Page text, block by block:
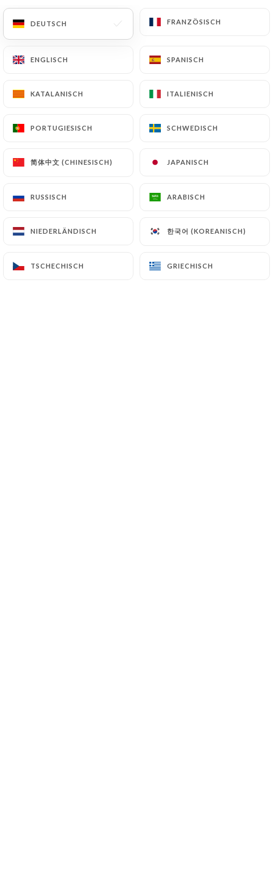
DEUTSCH FRANZÖSISCH
ENGLISCH SPANISCH
KATALANISCH ITALIENISCH
PORTUGIESISCH SCHWEDISCH
简体中文 (CHINESISCH) JAPANISCH
RUSSISCH ARABISCH
NIEDERLÄNDISCH 한국어 (KOREANISCH)
TSCHECHISCH GRIECHISCH
DEUTSCH FRANZÖSISCH
ENGLISCH SPANISCH
KATALANISCH ITALIENISCH
PORTUGIESISCH SCHWEDISCH
简体中文 (CHINESISCH) JAPANISCH
RUSSISCH ARABISCH
NIEDERLÄNDISCH 한국어 (KOREANISCH)
TSCHECHISCH GRIECHISCH